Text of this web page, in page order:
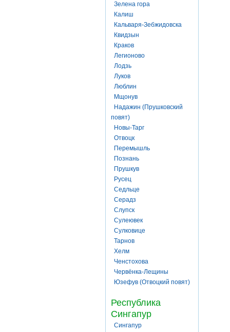
Зелена гора
Калиш
Кальваря-Зебжидовска
Квидзын
Краков
Легионово
Лодзь
Луков
Люблин
Мщонув
Надажин (Прушковский
повят)
Новы-Тарг
Отвоцк
Перемышль
Познань
Прушкув
Русец
Седльце
Серадз
Слупск
Сулеювек
Сулковице
Тарнов
Хелм
Ченстохова
Червёнка-Лещины
Юзефув (Отвоцкий повят)
Республика
Сингапур
Сингапур